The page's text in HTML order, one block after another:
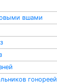
вшами
гонореей